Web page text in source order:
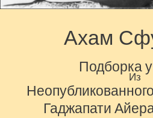
Ахам
Подборка
Из
Гаджапати